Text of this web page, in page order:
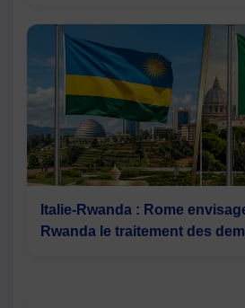
Italie-Rwanda : Rome
Rwanda le traitement des